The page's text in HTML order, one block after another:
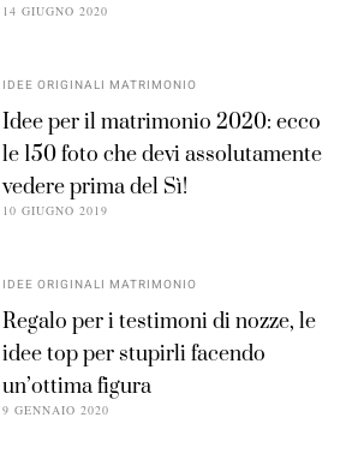
14 GIUGNO 2020
IDEE ORIGINALI MATRIMONIO
Idee per il matrimonio 2020: ecco
le 150 foto che devi assolutamente
vedere prima del Sì!
10 GIUGNO 2019
IDEE ORIGINALI MATRIMONIO
Regalo per i testimoni di nozze, le
idee top per stupirli facendo
un’ottima figura
9 GENNAIO 2020